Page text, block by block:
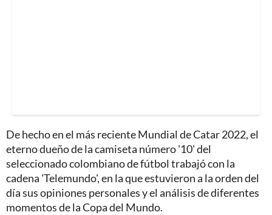
De hecho en el más reciente Mundial de Catar 2022, el
eterno dueño de la camiseta número '10' del
seleccionado colombiano de fútbol trabajó con la
cadena 'Telemundo', en la que estuvieron a la orden del
día sus opiniones personales y el análisis de diferentes
momentos de la Copa del Mundo.